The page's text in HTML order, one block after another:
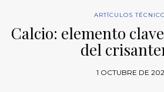
ARTÍCULOS
Calcio: elemento
del
1 OCTUBRE DE